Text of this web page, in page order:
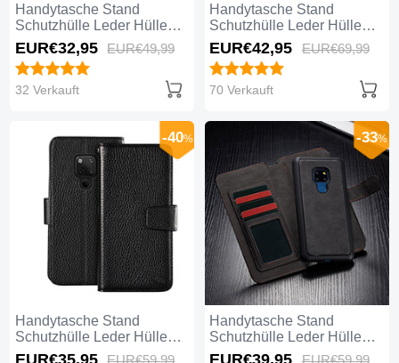
Handytasche Stand
Schutzhülle Leder Hülle
T08 für Huawei Mate 20
Rosegold
EUR€32,95 EUR€49,99
32 Verkauft
Handytasche Stand
Schutzhülle Leder Hülle
T03 für Huawei Mate 20
Braun
EUR€42,95 EUR€69,99
70 Verkauft
Handytasche Stand
Schutzhülle Leder Hülle
T11 für Huawei Mate 20
-40%
EUR€35,95
Handytasche Stand
Schutzhülle Leder Hülle
T02 für Huawei Mate 20
-33%
EUR€39,95